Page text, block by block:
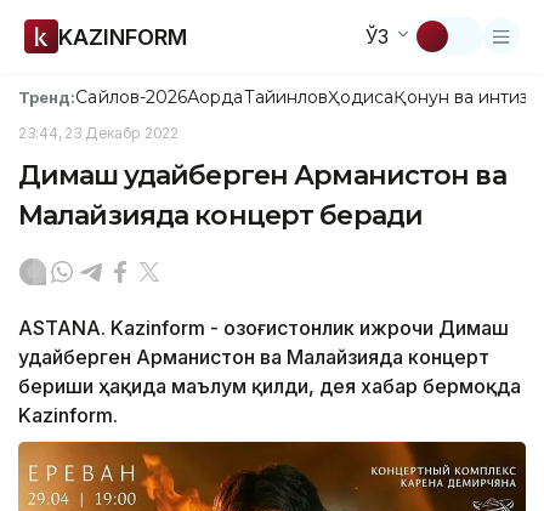
KAZINFORM ЎЗ
Тренд:Сайлов-2026АқордаТайинловҲодисаҚонун ва
23:44, 23 Декабр 2022
Димаш Қудайберген Арманистон ва
Малайзияда концерт беради
ASTANA. Kazinform - Қозоғистонлик ижрочи Димаш
Қудайберген Арманистон ва Малайзияда концерт
бериши ҳақида маълум қилди, дея хабар бермоқда
Kazinform.